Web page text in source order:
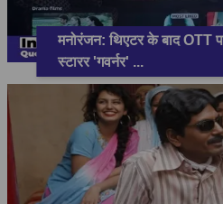
मनोरंजन: थिएटर के बाद OTT
स्टारर 'गवर्नर' ...